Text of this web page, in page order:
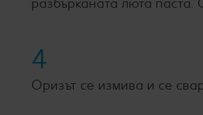
4
Оризът се измива и се